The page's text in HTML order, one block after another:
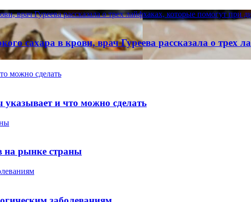
врач Гуреева рассказала о трех лайфхаках, которые помогут при
сахара в крови, врач Гуреева рассказала о трех
можно сделать
и что можно сделать
на рынке страны